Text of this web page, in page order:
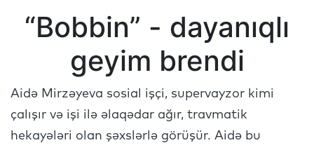
“Bobbin” - dayanıqlı
geyim brendi
Aidə Mirzəyeva sosial işçi, supervayzor kimi
çalışır və işi ilə əlaqədar ağır, travmatik
hekayələri olan şəxslərlə görüşür. Aidə bu